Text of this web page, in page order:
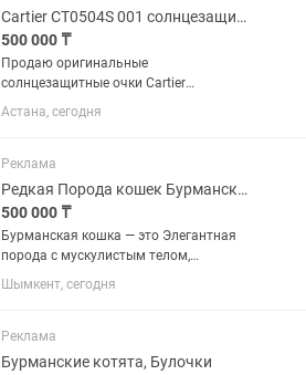
Cartier CT0504S 001 солнцезащитные очки
500 000 ₸
Продаю оригинальные
солнцезащитные очки Cartier
Характеристики: • Бренд: Cartier •
Модель: CT0504S 001 • Пол: Женские •
58□16-135 • Категория линз: Category
3...
Астана, сегодня
Реклама
Редкая Порода кошек Бурманские
500 000 ₸
Бурманская кошка — это Элегантная
порода с мускулистым телом,
шелковистой шерстью и
выразительными глазами. Они
характером: невероятно привязаны к
человеку, активны,...
Шымкент, сегодня
Реклама
Бурманские котята, Булочки